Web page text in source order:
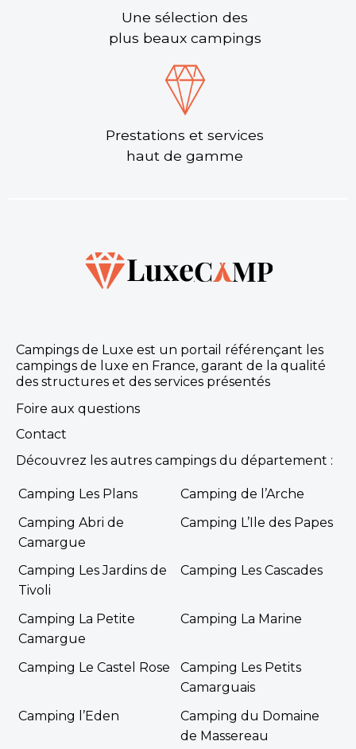
Une sélection des
plus beaux campings
Prestations et services
haut de gamme
Campings de Luxe est un portail référençant les
campings de luxe en France, garant de la qualité
des structures et des services présentés
Foire aux questions
Contact
Découvrez les autres campings du département :
Camping Les Plans
Camping de l’Arche
Camping Abri de
Camargue
Camping L’Ile des Papes
Camping Les Jardins de
Tivoli
Camping Les Cascades
Camping La Petite
Camargue
Camping La Marine
Camping Le Castel Rose
Camping Les Petits
Camarguais
Camping l’Eden
Camping du Domaine
de Massereau